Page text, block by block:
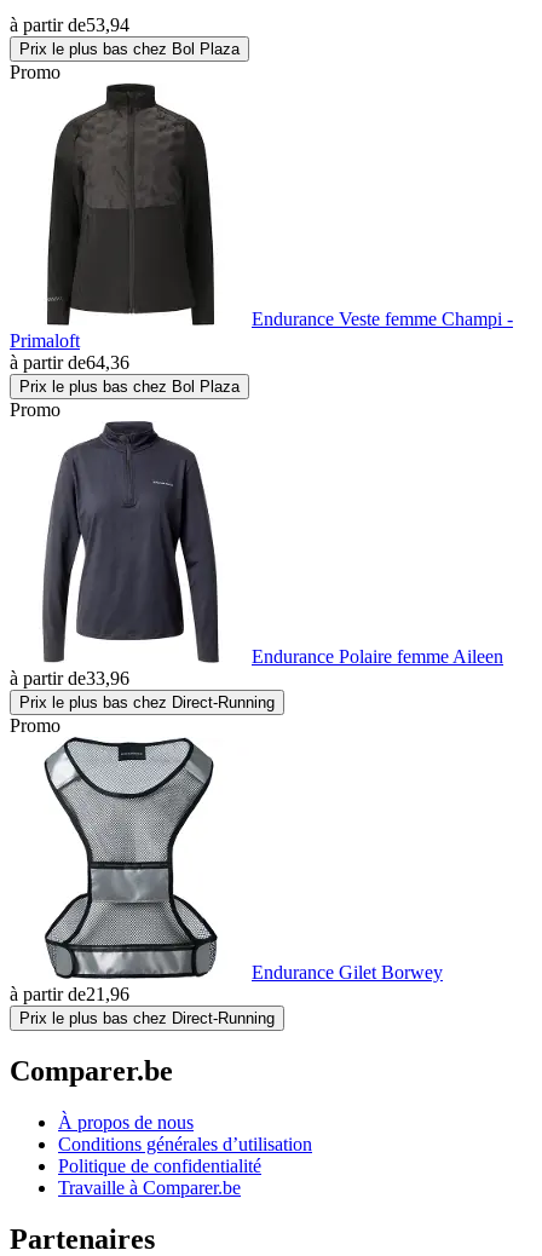
à partir de53,94
Prix le plus bas chez Bol Plaza
Promo
Endurance Veste femme Champi -
Primaloft
à partir de64,36
Prix le plus bas chez Bol Plaza
Promo
Endurance Polaire femme Aileen
à partir de33,96
Prix le plus bas chez Direct-Running
Promo
Endurance Gilet Borwey
à partir de21,96
Prix le plus bas chez Direct-Running
Comparer.be
À propos de nous
Conditions générales d’utilisation
Politique de confidentialité
Travaille à Comparer.be
Partenaires